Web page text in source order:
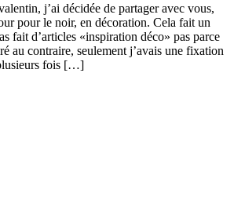
j’ai décidée de partager avec vous,
pour le noir, en décoration. Cela fait un
fait d’articles «inspiration déco» pas parce
au contraire, seulement j’avais une fixation
fois […]